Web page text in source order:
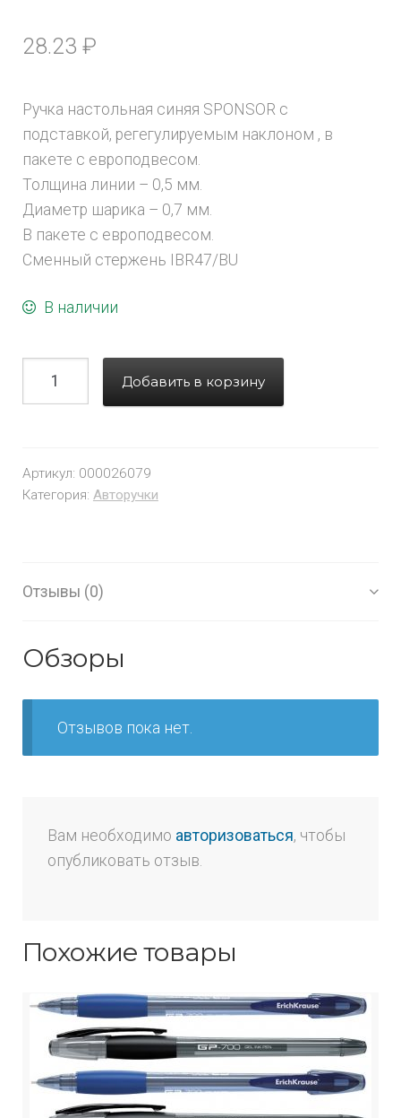
28.23 ₽
Ручка настольная синяя SPONSOR с
подставкой, регегулируемым наклоном , в
пакете с европодвесом.
Толщина линии – 0,5 мм.
Диаметр шарика – 0,7 мм.
В пакете с европодвесом.
Сменный стержень IBR47/BU
В наличии
Добавить в корзину
Артикул: 000026079
Категория: Авторучки
Отзывы (0)
Обзоры
Отзывов пока нет.
Вам необходимо авторизоваться, чтобы
опубликовать отзыв.
Похожие товары